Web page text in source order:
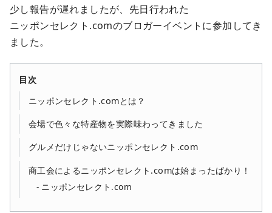
少し報告が遅れましたが、先日行われた
ニッポンセレクト.comのブロガーイベントに参加してき
ました。
目次
ニッポンセレクト.comとは？
会場で色々な特産物を実際味わってきました
グルメだけじゃないニッポンセレクト.com
商工会によるニッポンセレクト.comは始まったばかり！
ニッポンセレクト.com